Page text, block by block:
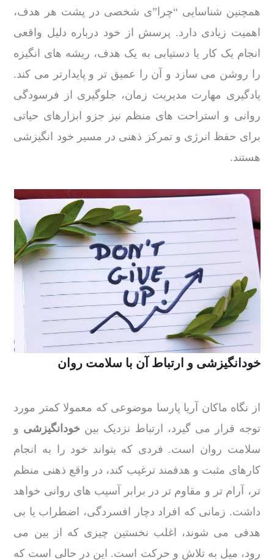
همچنین شناسایی “چرا”ی شخصی در پشت هر هدف،
اهمیت زیادی دارد. پرسش از خود درباره دلیل واقعی
انجام یک کار یا دستیابی به یک هدف، ریشه های انگیزه
را روشن می سازد و آن را عمیق تر و پایدارتر می کند.
یادگیری مهارت مدیریت زمان، جلوگیری از فرسودگی
روانی و استراحت های منظم نیز جزو ابزارهای حیاتی
برای حفظ انرژی و تمرکز ذهنی در مسیر خود انگیزشی
هستند.
خودانگیزشی و ارتباط آن با سلامت روان
از نگاه ماکان آریا پارسا موضوعی که معمولا کمتر مورد
توجه قرار می گیرد، ارتباط نزدیک بین خودانگیزشی و
سلامت روان است. فردی که بتواند خود را به انجام
کارهای مثبت و هدفمند ترغیب کند، در واقع ذهنی منظم
تر، آرام تر و مقاوم تر در برابر آسیب های روانی خواهد
داشت. زمانی که افراد دچار افسردگی، اضطراب یا بی
هدفی می شوند، اغلب نخستین چیزی که از بین می
رود، میل به تلاش و حرکت است. این در حالی است که